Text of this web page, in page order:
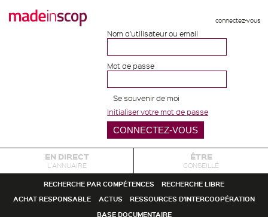
connectez-vous
Nom d'utilisateur ou email
Mot de passe
Se souvenir de moi
Initialiser votre mot de passe
EN DIRECT
L'ANNUAIRE
ÊTRE
CONSEILLÉ
RECHERCHE PAR COMPÉTENCES
RECHERCHE LIBRE
ACHAT RESPONSABLE
ACTUS
RESSOURCES D'INTERCOOPÉRATION
BASE DOCUMENTAIRE